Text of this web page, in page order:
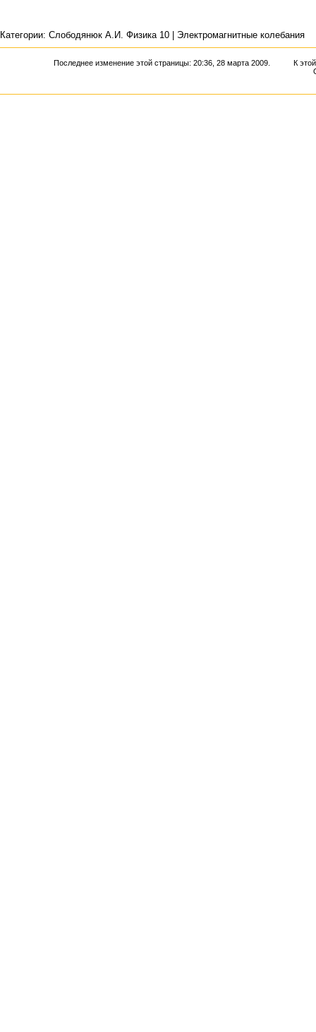
Категории: Слободянюк А.И. Физика 10 Электромагнитные колебания
Последнее изменение этой страницы: 20:36, 28 марта 2009.
К